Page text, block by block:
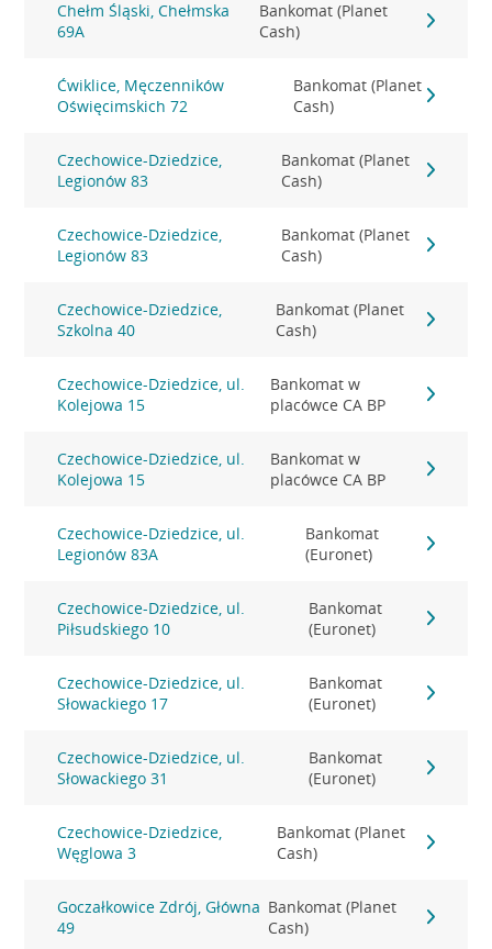
Chełm Śląski, Chełmska
69A
Bankomat (Planet
Cash)
Ćwiklice, Męczenników
Oświęcimskich 72
Bankomat (Planet
Cash)
Czechowice-Dziedzice,
Legionów 83
Bankomat (Planet
Cash)
Czechowice-Dziedzice,
Legionów 83
Bankomat (Planet
Cash)
Czechowice-Dziedzice,
Szkolna 40
Bankomat (Planet
Cash)
Czechowice-Dziedzice, ul.
Kolejowa 15
Bankomat w
placówce CA BP
Czechowice-Dziedzice, ul.
Kolejowa 15
Bankomat w
placówce CA BP
Czechowice-Dziedzice, ul.
Legionów 83A
Bankomat
(Euronet)
Czechowice-Dziedzice, ul.
Piłsudskiego 10
Bankomat
(Euronet)
Czechowice-Dziedzice, ul.
Słowackiego 17
Bankomat
(Euronet)
Czechowice-Dziedzice, ul.
Słowackiego 31
Bankomat
(Euronet)
Czechowice-Dziedzice,
Węglowa 3
Bankomat (Planet
Cash)
Goczałkowice Zdrój, Główna
49
Bankomat (Planet
Cash)